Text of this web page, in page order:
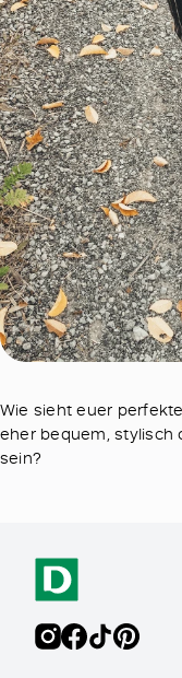
Wie sieht euer
eher bequem, stylisch
sein?